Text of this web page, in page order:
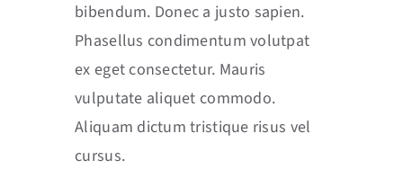
bibendum. Donec a justo sapien.
Phasellus condimentum volutpat
ex eget consectetur. Mauris
vulputate aliquet commodo.
Aliquam dictum tristique risus vel
cursus.